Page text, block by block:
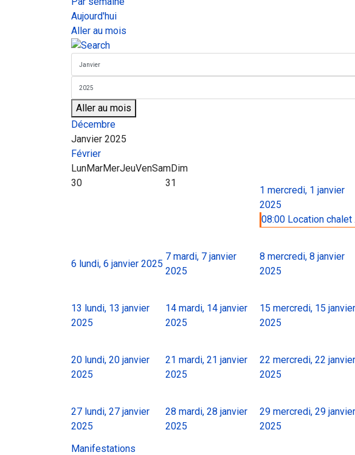
Aujourd'hui
Aller au mois
Aller au mois
Décembre
Janvier 2025
Février
LunMarMerJeuVenSamDim
30
31
1 mercredi, 1 janvier
2025
08:00 Location chalet
6 lundi, 6 janvier 2025
7 mardi, 7 janvier
2025
8 mercredi, 8 janvier
2025
13 lundi, 13 janvier
2025
14 mardi, 14 janvier
2025
15 mercredi, 15 janvier
2025
20 lundi, 20 janvier
2025
21 mardi, 21 janvier
2025
22 mercredi, 22 janvier
2025
27 lundi, 27 janvier
2025
28 mardi, 28 janvier
2025
29 mercredi, 29 janvier
2025
Manifestations